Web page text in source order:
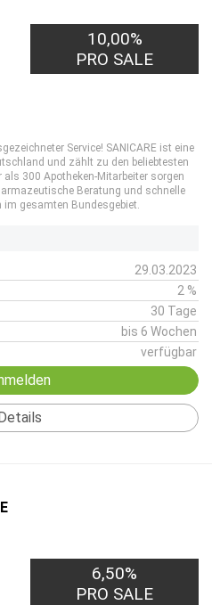
10,00%
PRO SALE
Service! SANICARE ist eine
und zählt zu den beliebtesten
als 300 Apotheken-Mitarbeiter sorgen
Beratung und schnelle
im gesamten Bundesgebiet.
29.03.2023
2 %
30 Tage
bis 6 Wochen
verfügbar
6,50%
PRO SALE